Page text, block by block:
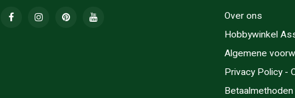
Over ons
Hobbywinkel
Algemene
Privacy Policy -
Betaalmethoden